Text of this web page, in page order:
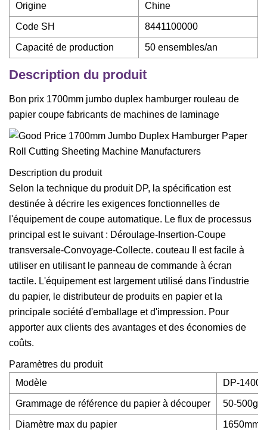
Origine Chine
Code SH 8441100000
Capacité de production 50 ensembles/an
Description du produit
Bon prix 1700mm jumbo duplex hamburger rouleau de
papier coupe fabricants de machines de laminage
Description du produit
Selon la technique du produit DP, la spécification est
destinée à décrire les exigences fonctionnelles de
l'équipement de coupe automatique. Le flux de processus
principal est le suivant : Déroulage-Insertion-Coupe
transversale-Convoyage-Collecte. couteau Il est facile à
utiliser en utilisant le panneau de commande à écran
tactile. L'équipement est largement utilisé dans l'industrie
du papier, le distributeur de produits en papier et la
principale société d'emballage et d'impression. Pour
apporter aux clients des avantages et des économies de
coûts.
Paramètres du produit
Modèle
DP-1400-
Grammage de référence du papier à découper 50-500g/
Diamètre max du papier 1650mm